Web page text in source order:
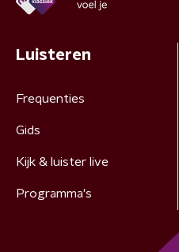
Luisteren
Frequenties
Gids
Kijk & luister live
Programma's